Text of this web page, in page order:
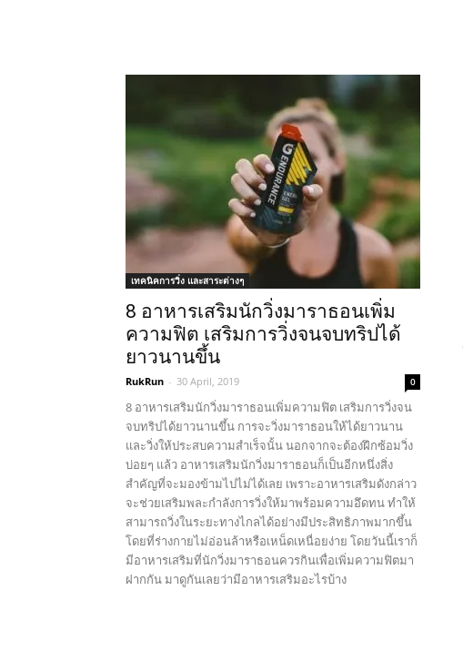
เทคนิคการวิ่ง และสาระต่างๆ
8 อาหารเสริมนักวิ่งมาราธอนเพิ่ม
ความฟิต เสริมการวิ่งจนจบทริปได้
ยาวนานขึ้น
RukRun - 30 April, 2019 0
8 อาหารเสริมนักวิ่งมาราธอนเพิ่มความฟิต เสริมการวิ่งจน
จบทริปได้ยาวนานขึ้น การจะวิ่งมาราธอนให้ได้ยาวนาน
และวิ่งให้ประสบความสำเร็จนั้น นอกจากจะต้องฝึกซ้อมวิ่ง
บ่อยๆ แล้ว อาหารเสริมนักวิ่งมาราธอนก็เป็นอีกหนึ่งสิ่ง
สำคัญที่จะมองข้ามไปไม่ได้เลย เพราะอาหารเสริมดังกล่าว
จะช่วยเสริมพละกำลังการวิ่งให้มาพร้อมความอึดทน ทำให้
สามารถวิ่งในระยะทางไกลได้อย่างมีประสิทธิภาพมากขึ้น
โดยที่ร่างกายไม่อ่อนล้าหรือเหน็ดเหนื่อยง่าย โดยวันนี้เราก็
มีอาหารเสริมที่นักวิ่งมาราธอนควรกินเพื่อเพิ่มความฟิตมา
ฝากกัน มาดูกันเลยว่ามีอาหารเสริมอะไรบ้าง